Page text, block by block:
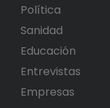
Política
Sanidad
Educación
Entrevistas
Empresas